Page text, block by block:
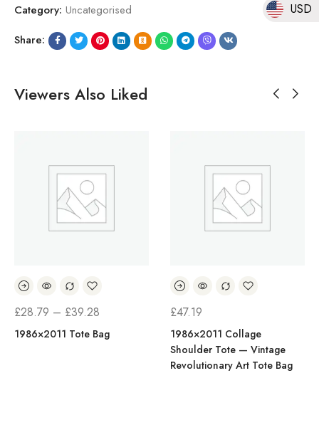
USD
Category: Uncategorised
Share:
Viewers Also Liked
£28.79 – £39.28
格
1986×2011 Tote Bag
£47.19
1986×2011 Collage
Shoulder Tote — Vintage
Revolutionary Art Tote Bag